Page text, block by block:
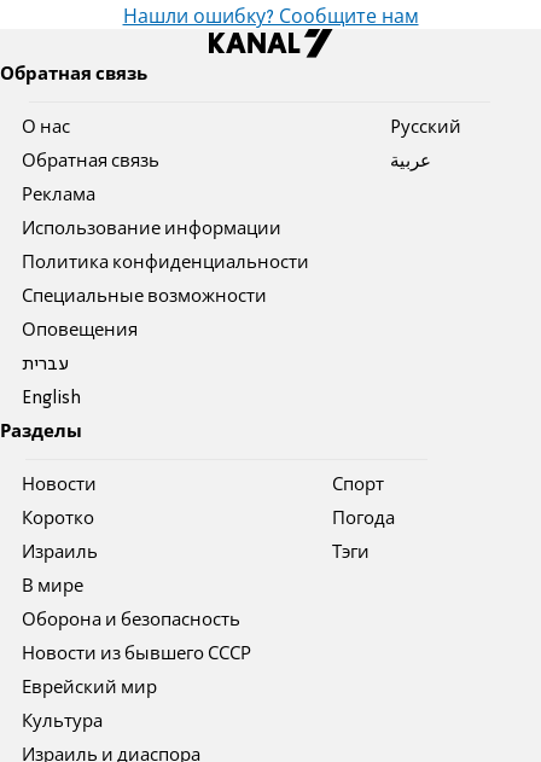
Нашли ошибку? Сообщите нам
Обратная связь
О нас
Обратная связь
Реклама
Использование информации
Политика конфиденциальности
Специальные возможности
Оповещения
עברית
English
Pусский
عربية
Разделы
Новости
Коротко
Израиль
В мире
Оборона и безопасность
Новости из бывшего СССР
Еврейский мир
Культура
Израиль и диаспора
Спорт
Погода
Тэги